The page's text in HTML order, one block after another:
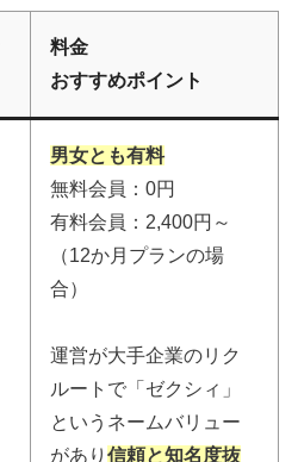
料金
おすすめポイント
男女とも有料
無料会員：0円
有料会員：2,400円～
（12か月プランの場
合）
運営が大手企業のリク
ルートで「ゼクシィ」
というネームバリュー
があり 信頼と知名度抜